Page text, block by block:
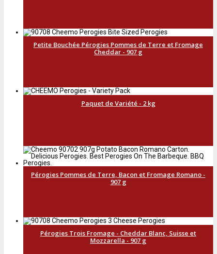
Petite Bouchée Pérogies Pommes de Terre et Fromage
Cheddar - 907 g
Paquet de Variété - 2 kg
Pérogies Pommes de Terre, Bacon et Fromage Romano -
907 g
Pérogies Trois Fromage - Cheddar Blanc, Suisse et
Mozzarella - 907 g